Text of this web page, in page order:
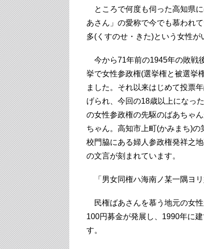
ところで何度も伺った高知県
あさん」の愛称で今でも慕われ
多(くすのせ・きた)という女性が
今から71年前の1945年の敗戦
挙で女性参政権(選挙権と被選挙
ました。それ以来はじめて投票
げられ、今回の18歳以上になっ
の女性参政権の先駆のばあちゃ
ちゃん。高知市上町(かみまち)の
校門脇にある婦人参政権発祥之
の文言が刻まれています。
「男女同権ハ海南ノ某一隅ヨリ
民権ばあさんを慕う地元の女性
100円募金が発展し、1990年に
す。